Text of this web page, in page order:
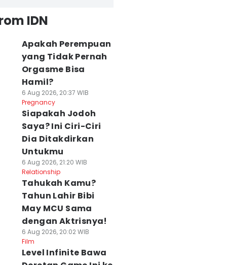
IDN
Apakah Perempuan
yang Tidak Pernah
Orgasme Bisa
Hamil?
6 Aug 2026, 20:37 WIB
Pregnancy
Siapakah Jodoh
Saya? Ini Ciri-Ciri
Dia Ditakdirkan
Untukmu
6 Aug 2026, 21:20 WIB
Relationship
Tahukah Kamu?
Tahun Lahir Bibi
May MCU Sama
dengan Aktrisnya!
6 Aug 2026, 20:02 WIB
Film
Level Infinite Bawa